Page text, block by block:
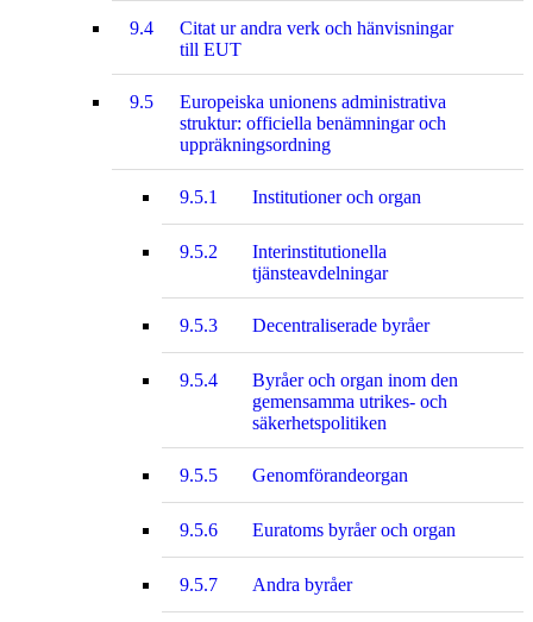
9.4
Citat ur andra verk och hänvisningar
till EUT
9.5
Europeiska unionens administrativa
struktur: officiella benämningar och
uppräkningsordning
9.5.1 Institutioner och organ
9.5.2
Interinstitutionella
tjänsteavdelningar
9.5.3 Decentraliserade byråer
9.5.4
Byråer och organ inom den
gemensamma utrikes- och
säkerhetspolitiken
9.5.5 Genomförandeorgan
9.5.6 Euratoms byråer och organ
9.5.7 Andra byråer